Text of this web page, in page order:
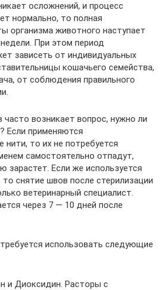
осложнений, и процесс
нормально, то полная
организма животного наступает
При этом период
зависеть от индивидуальных
кошачьего семейства,
от соблюдения правильного
часто возникает вопрос, нужно ли
Если применяются
то их не потребуется
самостоятельно отпадут,
зарастет. Если же используется
снятие швов после стерилизации
ветеринарный специалист.
через 7 — 10 дней после
использовать следующие
и Диоксидин. Расторы с